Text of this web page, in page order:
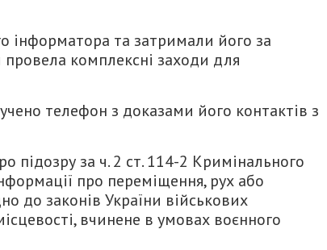
інформатора та затримали його за
комплексні заходи для
телефон з доказами його контактів з
підозру за ч. 2 ст. 114-2 Кримінального
про переміщення, рух або
до законів України військових
вчинене в умовах воєнного